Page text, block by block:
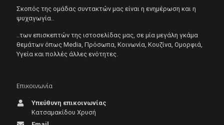
Σκοπός της ομάδας συντακτών μας είναι η ενημέρωση και η
ψυχαγωγία..
..των επισκεπτών της ιστοσελίδας μας, σε μία μεγάλη γκάμα
θεμάτων όπως Μedia, Πρόσωπα, Κοινωνία, Κουζίνα, Ομορφιά,
Υγεία και πολλές άλλες ενότητες.
Επικοινωνία
Υπεύθυνη επικοινωνίας
Κατσαμακίδου Χρυσή